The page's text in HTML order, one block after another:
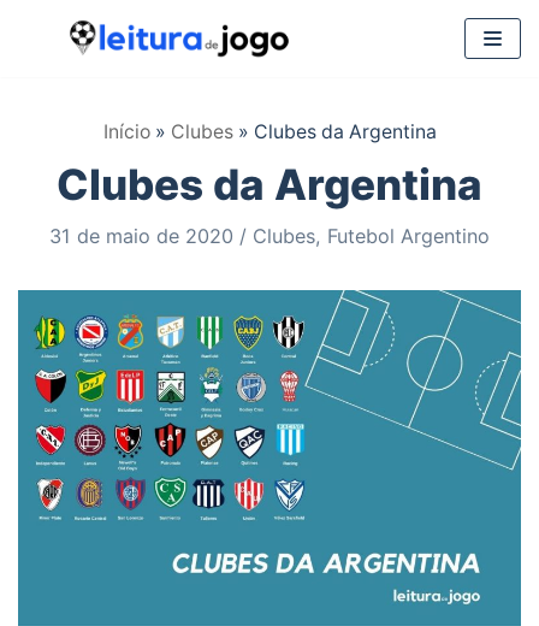
conteúdo
Início» Clubes» Clubes da Argentina
Clubes da Argentina
31 de maio de 2020 Clubes, Futebol Argentino